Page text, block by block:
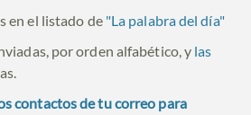
en el listado de "La palabra del día"
por orden alfabético, y las
contactos de tu correo para